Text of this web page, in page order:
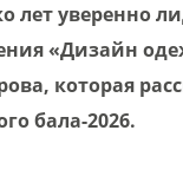
лет уверенно
«Дизайн
которая
бала-2026.